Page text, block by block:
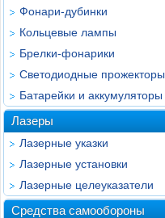
Фонари-дубинки
Кольцевые лампы
Брелки-фонарики
Светодиодные прожекторы
Батарейки и аккумуляторы
Лазеры
Лазерные указки
Лазерные установки
Лазерные целеуказатели
Средства самообороны